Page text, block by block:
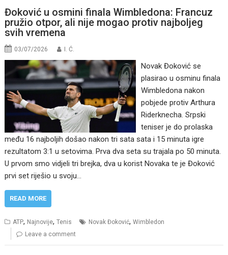
Đoković u osmini finala Wimbledona: Francuz
pružio otpor, ali nije mogao protiv najboljeg
svih vremena
03/07/2026 I. Ć.
Novak Đoković se
plasirao u osminu finala
Wimbledona nakon
pobjede protiv Arthura
Riderknecha. Srpski
teniser je do prolaska
među 16 najboljih došao nakon tri sata sata i 15 minuta igre
rezultatom 3:1 u setovima. Prva dva seta su trajala po 50 minuta.
U prvom smo vidjeli tri brejka, dva u korist Novaka te je Đoković
prvi set riješio u svoju…
READ MORE
ATP, Najnovije,Tenis Novak Đoković,Wimbledon
Leave a comment